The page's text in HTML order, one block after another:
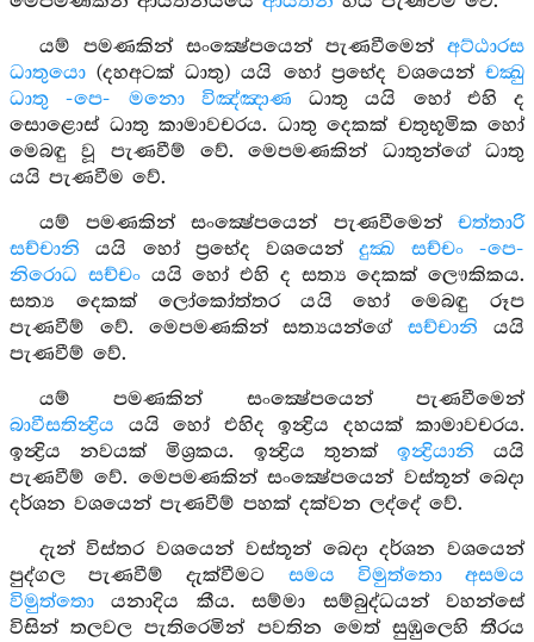
යම් පමණකින් සංක්‍ෂේපයෙන් පැණවීමෙන් අට්ඨාරස
ධාතුයො (දහඅටක් ධාතු) යයි හෝ ප්‍රභේද වශයෙන් චක්‍ඛු
ධාතු -පෙ- මනො විඤ්ඤාණ ධාතු යයි හෝ එහි ද
සොළොස් ධාතු කාමාවචරය. ධාතු දෙකක් චතුභූමික හෝ
මෙබඳු වූ පැණවීම් වේ. මෙපමණකින් ධාතුන්ගේ ධාතු
යයි පැණවීම වේ.
යම් පමණකින් සංක්‍ෂේපයෙන් පැණවීමෙන් චත්තාරි
සච්චානි යයි හෝ ප්‍රභේද වශයෙන්දුක්‍ඛ සච්චං -පෙ-
නිරොධ සච්චංයයි හෝ එහි ද සත්‍ය දෙකක් ලෞකිකය.
සත්‍ය දෙකක් ලෝකෝත්තර යයි හෝ මෙබඳු රූප
පැණවීම් වේ. මෙපමණකින් සත්‍යයන්ගේසච්චානි යයි
පැණවීම් වේ.
යම් පමණකින් සංක්‍ෂේපයෙන් පැණවීමෙන්
බාවීසතින්‍ද්‍රිය යයි හෝ එහිද ඉන්‍ද්‍රිය දහයක් කාමාවචරය.
ඉන්‍ද්‍රිය නවයක් මිශ්‍රකය. ඉන්‍ද්‍රිය තුනක් ඉන්‍ද්‍රියානි යයි
පැණවීම් වේ. මෙපමණකින් සංක්‍ෂේපයෙන් වස්තූන් බෙදා
දර්ශන වශයෙන් පැණවීම් පහක් දක්වන ලද්දේ වේ.
දැන් විස්තර වශයෙන් වස්තූන් බෙදා දර්ශන වශයෙන්
පුද්ගල පැණවීම් දැක්වීමට සමය විමුත්තො අසමය
විමුත්තො යනාදිය කීය. සම්මා සම්බුද්ධයන් වහන්සේ
විසින් තලවල පැතිරෙමින් පවතින මෙත් සුඹුලෙහි තීරය